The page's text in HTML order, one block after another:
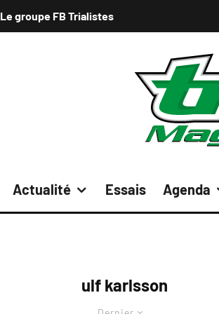
Le groupe FB Trialistes
Actualité Essais Agenda
ulf karlsson